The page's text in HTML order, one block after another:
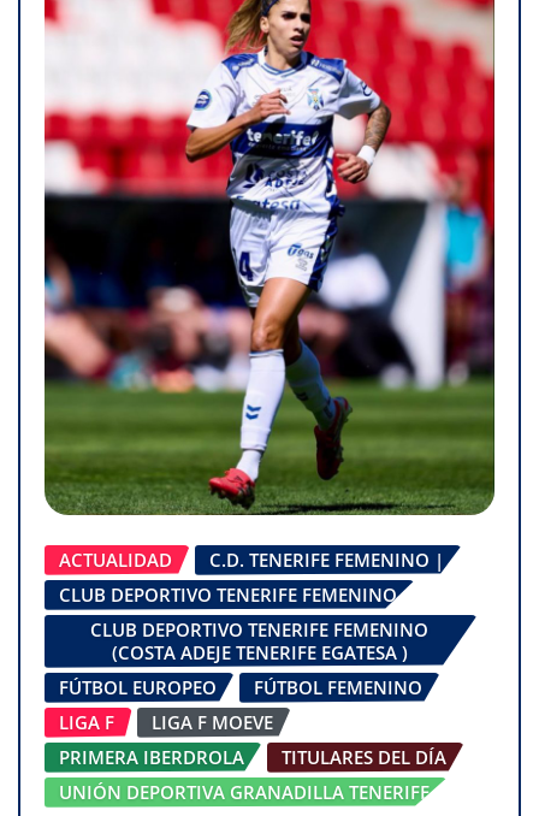
ACTUALIDAD
C.D. TENERIFE FEMENINO |
CLUB DEPORTIVO TENERIFE FEMENINO
CLUB DEPORTIVO TENERIFE FEMENINO
(COSTA ADEJE TENERIFE EGATESA )
FÚTBOL EUROPEO
FÚTBOL FEMENINO
LIGA F
LIGA F MOEVE
PRIMERA IBERDROLA
TITULARES DEL DÍA
UNIÓN DEPORTIVA GRANADILLA TENERIFE